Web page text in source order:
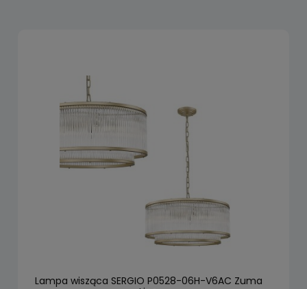
Lampa wisząca SERGIO P0528-06H-V6AC Zuma